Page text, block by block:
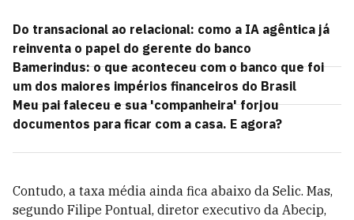
Do transacional ao relacional: como a IA agêntica já
reinventa o papel do gerente do banco
Bamerindus: o que aconteceu com o banco que foi
um dos maiores impérios financeiros do Brasil
Meu pai faleceu e sua 'companheira' forjou
documentos para ficar com a casa. E agora?
Contudo, a taxa média ainda fica abaixo da Selic. Mas,
segundo Filipe Pontual, diretor executivo da Abecip,